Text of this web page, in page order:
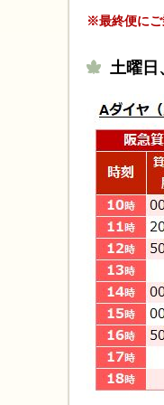
※最終便にご
土曜日